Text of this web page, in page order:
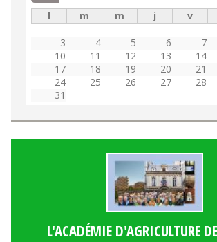
l m m j v
3
4 5 6 7
10
11 12 13 14
17
18 19 20 21
24
25 26 27 28
31
L'ACADÉMIE D'AGRICULTURE